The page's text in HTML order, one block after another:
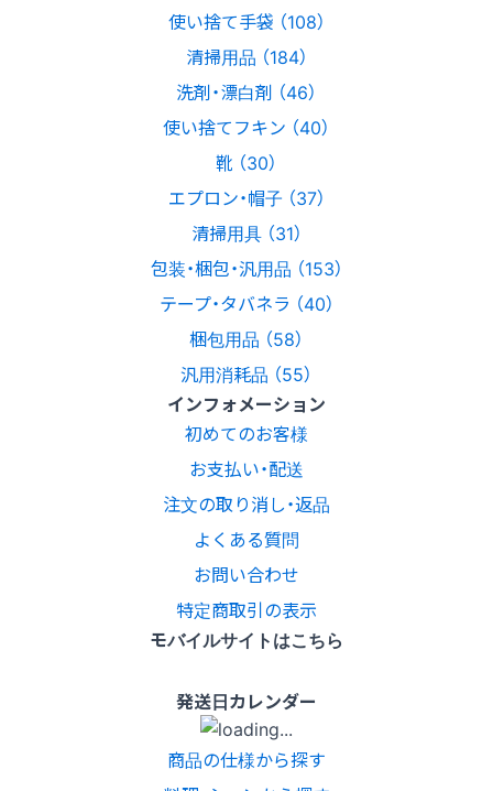
使い捨て手袋 （108）
清掃用品 （184）
洗剤・漂白剤 （46）
使い捨てフキン （40）
靴 （30）
エプロン・帽子 （37）
清掃用具 （31）
包装・梱包・汎用品 （153）
テープ・タバネラ （40）
梱包用品 （58）
汎用消耗品 （55）
インフォメーション
初めてのお客様
お支払い・配送
注文の取り消し・返品
よくある質問
お問い合わせ
特定商取引の表示
モバイルサイトはこちら
発送日カレンダー
商品の仕様から探す